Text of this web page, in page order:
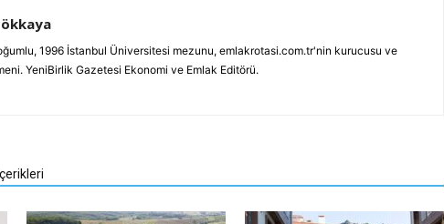
1996 İstanbul Üniversitesi mezunu, emlakrotasi.com.tr'nin kurucusu ve
YeniBirlik Gazetesi Ekonomi ve Emlak Editörü.